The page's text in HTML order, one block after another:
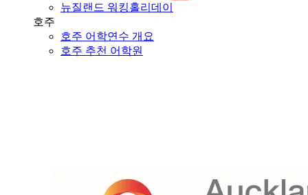
호주
호주 추천 어학원